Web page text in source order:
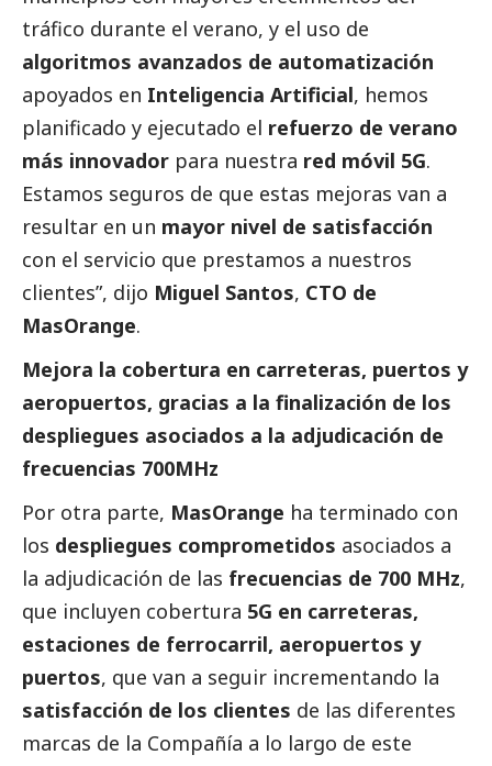
tráfico durante el verano, y el uso de
algoritmos avanzados de automatización
apoyados en Inteligencia Artificial, hemos
planificado y ejecutado el refuerzo de verano
más innovador para nuestra red móvil 5G.
Estamos seguros de que estas mejoras van a
resultar en un mayor nivel de satisfacción
con el servicio que prestamos a nuestros
clientes”, dijo Miguel Santos, CTO de
MasOrange.
Mejora la cobertura en carreteras, puertos y
aeropuertos, gracias a la finalización de los
despliegues asociados a la adjudicación de
frecuencias 700MHz
Por otra parte, MasOrange ha terminado con
los despliegues comprometidos asociados a
la adjudicación de las frecuencias de 700 MHz,
que incluyen cobertura 5G en carreteras,
estaciones de ferrocarril, aeropuertos y
puertos, que van a seguir incrementando la
satisfacción de los clientes de las diferentes
marcas de la Compañía a lo largo de este